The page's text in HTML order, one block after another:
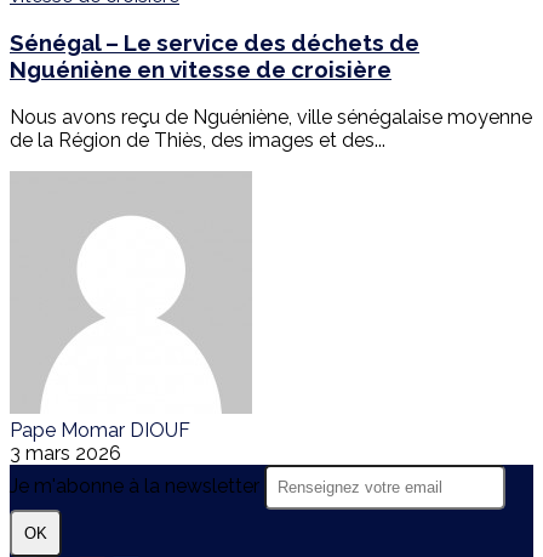
Sénégal – Le service des déchets de
Nguéniène en vitesse de croisière
Nous avons reçu de Nguéniène, ville sénégalaise moyenne
de la Région de Thiès, des images et des...
Pape Momar DIOUF
3 mars 2026
Je m'abonne à la newsletter
OK